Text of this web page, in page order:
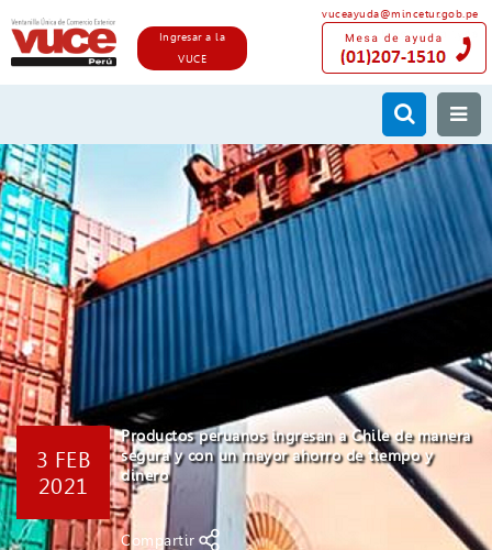
vuceayuda@mincetur.gob.pe
Ingresar a la
VUCE
3 FEB
2021
Productos peruanos ingresan a Chile de manera
segura y con un mayor ahorro de tiempo y
dinero
Compartir